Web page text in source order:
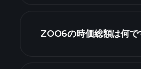
ZOO6の時価総額は何で